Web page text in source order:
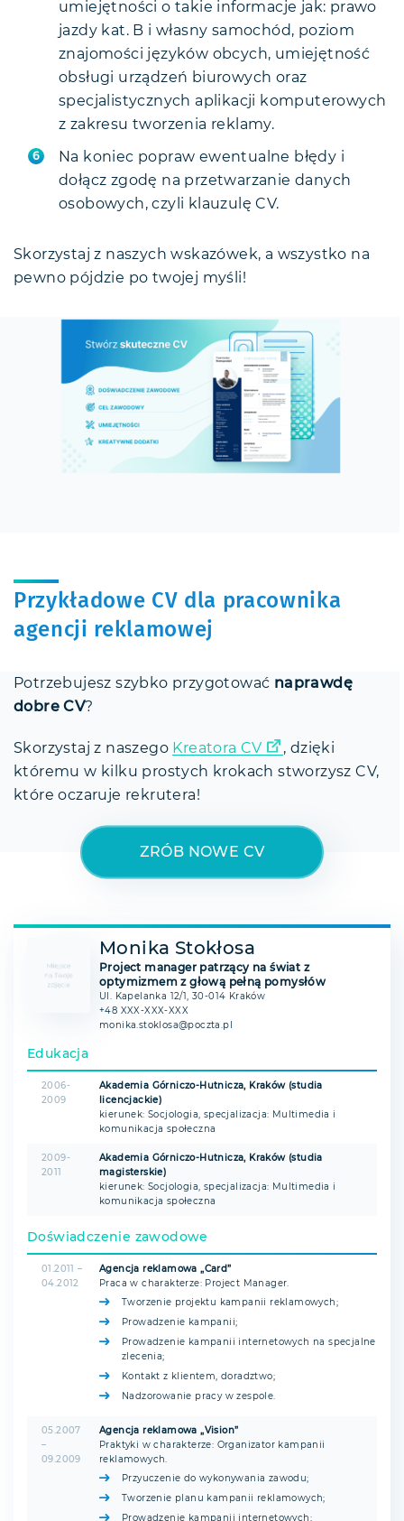
umiejętności o takie informacje jak: prawo
jazdy kat. B i własny samochód, poziom
znajomości języków obcych, umiejętność
obsługi urządzeń biurowych oraz
specjalistycznych aplikacji komputerowych
z zakresu tworzenia reklamy.
Na koniec popraw ewentualne błędy i
dołącz zgodę na przetwarzanie danych
osobowych, czyli klauzulę CV.
Skorzystaj z naszych wskazówek, a wszystko na
pewno pójdzie po twojej myśli!
Przykładowe CV dla pracownika
agencji reklamowej
Potrzebujesz szybko przygotować naprawdę
dobre CV?
Skorzystaj z naszego Kreatora CV
, dzięki
któremu w kilku prostych krokach stworzysz CV,
które oczaruje rekrutera!
ZRÓB NOWE CV
Monika Stokłosa
Project manager patrzący na świat z
optymizmem z głową pełną pomysłów
Ul. Kapelanka 12/1, 30-014 Kraków
+48 XXX-XXX-XXX
monika.stoklosa@poczta.pl
Edukacja
2006-
2009
Akademia Górniczo-Hutnicza, Kraków (studia
licencjackie)
kierunek: Socjologia, specjalizacja: Multimedia i
komunikacja społeczna
2009-
2011
Akademia Górniczo-Hutnicza, Kraków (studia
magisterskie)
kierunek: Socjologia, specjalizacja: Multimedia i
komunikacja społeczna
Doświadczenie zawodowe
01.2011 –
04.2012
Agencja reklamowa „Card”
Praca w charakterze: Project Manager.
Tworzenie projektu kampanii reklamowych;
Prowadzenie kampanii;
Prowadzenie kampanii internetowych na specjalne
zlecenia;
Kontakt z klientem, doradztwo;
Nadzorowanie pracy w zespole.
05.2007
–
09.2009
Agencja reklamowa „Vision”
Praktyki w charakterze: Organizator kampanii
reklamowych.
Przyuczenie do wykonywania zawodu;
Tworzenie planu kampanii reklamowych;
Prowadzenie kampanii internetowych;